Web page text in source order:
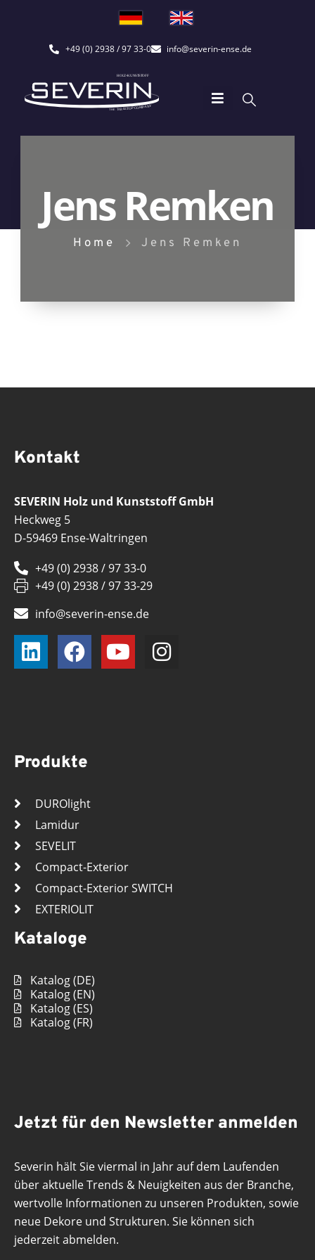
+49 (0) 2938 / 97 33-0 info@severin-ense.de
Jens Remken
Home Jens Remken
Kontakt
SEVERIN Holz und Kunststoff GmbH
Heckweg 5
D-59469 Ense-Waltringen
+49 (0) 2938 / 97 33-0
+49 (0) 2938 / 97 33-29
info@severin-ense.de
Produkte
DUROlight
Lamidur
SEVELIT
Compact-Exterior
Compact-Exterior SWITCH
EXTERIOLIT
Kataloge
Katalog (DE)
Katalog (EN)
Katalog (ES)
Katalog (FR)
Jetzt für den Newsletter anmelden
Severin hält Sie viermal in Jahr auf dem Laufenden
über aktuelle Trends & Neuigkeiten aus der Branche,
wertvolle Informationen zu unseren Produkten, sowie
neue Dekore und Strukturen. Sie können sich
jederzeit abmelden.